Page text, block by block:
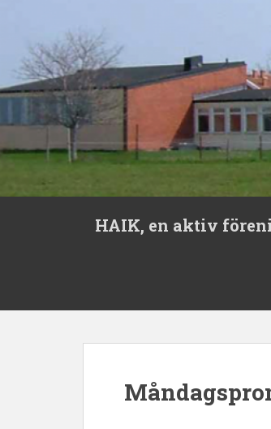
HAIK, en aktiv